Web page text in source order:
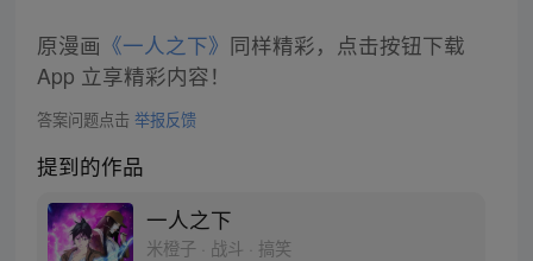
原漫画 《一人之下》 同样精彩，点击按钮下载
App 立享精彩内容！
答案问题点击 举报反馈
提到的作品
一人之下
米橙子 · 战斗 · 搞笑